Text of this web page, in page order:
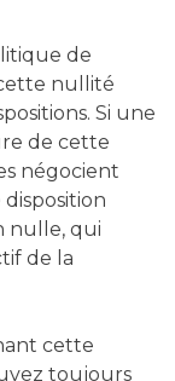
de
nullité
Si une
de cette
négocient
nulle, qui
de la
cette
toujours